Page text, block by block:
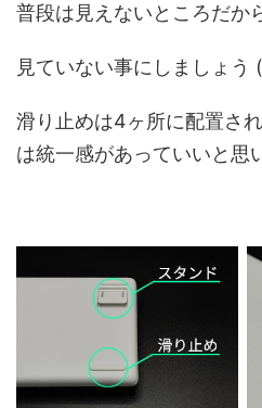
普段は見えないところだか
見ていない事にしましょう
滑り止めは4ヶ所に配置さ
は統一感があっていいと思